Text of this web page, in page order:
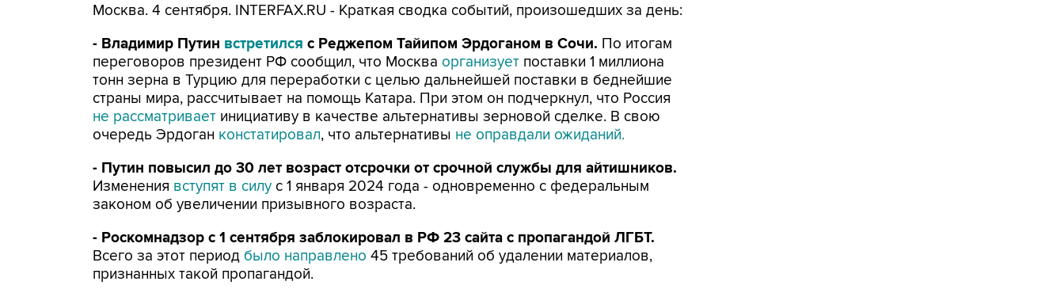
Москва. 4 сентября. INTERFAX.RU - Краткая сводка событий, произошедших за день:
- Владимир Путин встретился с Реджепом Тайипом Эрдоганом в Сочи. По итогам
переговоров президент РФ сообщил, что Москва организует поставки 1 миллиона
тонн зерна в Турцию для переработки с целью дальнейшей поставки в беднейшие
страны мира, рассчитывает на помощь Катара. При этом он подчеркнул, что Россия
не рассматривает инициативу в качестве альтернативы зерновой сделке. В свою
очередь Эрдоган констатировал, что альтернативы не оправдали ожиданий.
- Путин повысил до 30 лет возраст отсрочки от срочной службы для айтишников.
Изменения вступят в силу с 1 января 2024 года - одновременно с федеральным
законом об увеличении призывного возраста.
- Роскомнадзор с 1 сентября заблокировал в РФ 23 сайта с пропагандой ЛГБТ.
Всего за этот период было направлено 45 требований об удалении материалов,
признанных такой пропагандой.